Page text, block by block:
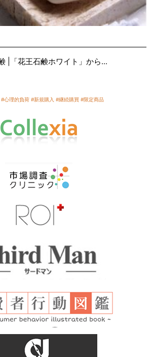
|「花王石鹸ホワイト」から...
#心理的負荷 #新規購入 #継続購買 #限定商品